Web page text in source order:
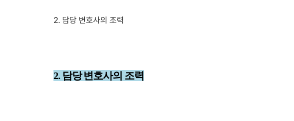
2. 담당 변호사의 조력
2. 담당 변호사의 조력